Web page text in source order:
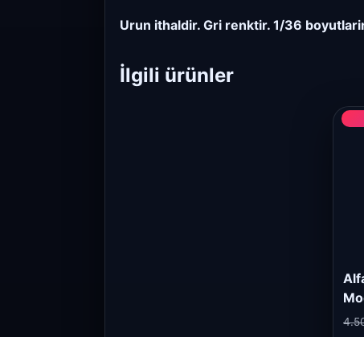
Urun ithaldir. Gri renktir. 1/36
İlgili ürünler